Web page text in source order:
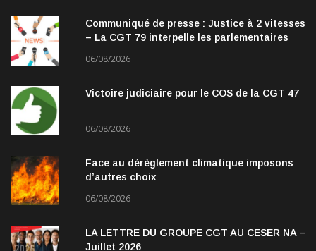
Communiqué de presse : Justice à 2 vitesses
– La CGT 79 interpelle les parlementaires
06/08/2026
Victoire judiciaire pour le COS de la CGT 47
06/08/2026
Face au dérèglement climatique imposons
d’autres choix
06/08/2026
LA LETTRE DU GROUPE CGT AU CESER NA –
Juillet 2026